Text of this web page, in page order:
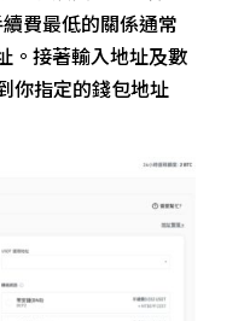
費最低的關係通常
。接著輸入地址及數
你指定的錢包地址